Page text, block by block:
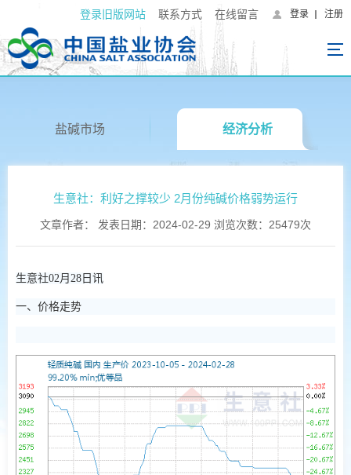
登录旧版网站 联系方式 在线留言 登录 注册
盐碱市场 经济分析
生意社：利好之撑较少 2月份纯碱价格弱势运行
文章作者： 发表日期：2024-02-29 浏览次数：25479次
生意社02月28日讯
一、价格走势